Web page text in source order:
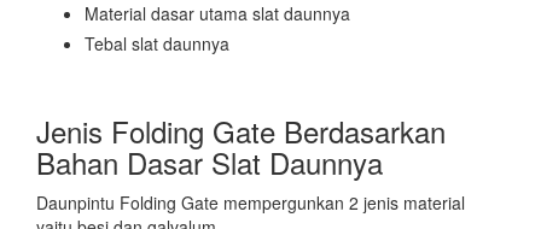
Material dasar utama slat daunnya
Tebal slat daunnya
Jenis Folding Gate Berdasarkan
Bahan Dasar Slat Daunnya
Daunpintu Folding Gate mempergunkan 2 jenis material